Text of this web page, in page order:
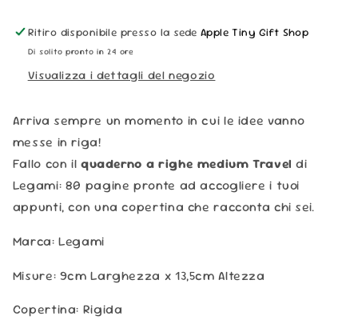
-
-
Travel
Ritiro disponibile presso la sede Apple Tiny Gift Shop
Di solito pronto in 24 ore
Visualizza i dettagli del negozio
Arriva sempre un momento in cui le idee vanno
messe in riga!
Fallo con il quaderno a righe medium Travel di
Legami: 80 pagine pronte ad accogliere i tuoi
appunti, con una copertina che racconta chi sei.
Marca: Legami
Misure: 9cm Larghezza x 13,5cm Altezza
Copertina: Rigida